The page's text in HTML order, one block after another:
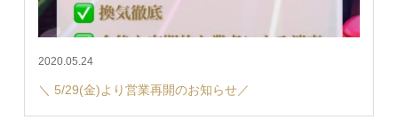
2020.05.24
＼ 5/29(金)より営業再開のお知らせ／